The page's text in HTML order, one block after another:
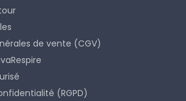
de vente (CGV)
(RGPD)